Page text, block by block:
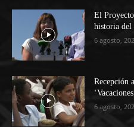
El
historia
6 agosto,
Recepción
6 agosto,